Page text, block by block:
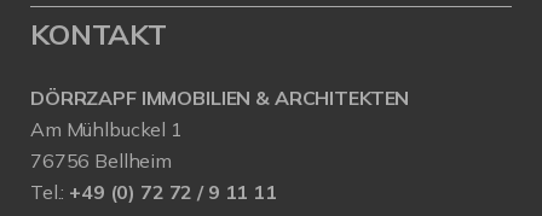
KONTAKT
DÖRRZAPF IMMOBILIEN & ARCHITEKTEN
Am Mühlbuckel 1
76756 Bellheim
Tel.: +49 (0) 72 72 / 9 11 11